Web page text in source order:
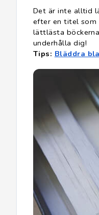
Det är inte alltid
efter en titel som
lättlästa
underhålla dig!
Tips: Bläddra